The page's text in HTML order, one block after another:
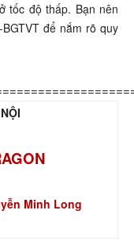
tốc độ thấp. Bạn nên
để nắm rõ quy
Minh Long